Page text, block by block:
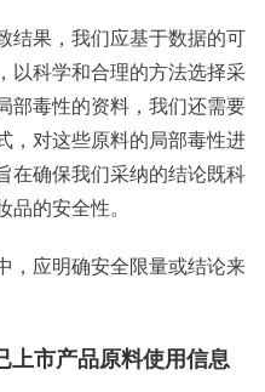
结果，我们应基于数据的可
以科学和合理的方法选择采
部毒性的资料，我们还需要
，对这些原料的局部毒性进
在确保我们采纳的结论既科
的安全性。
，应明确安全限量或结论来
上市产品原料使用信息